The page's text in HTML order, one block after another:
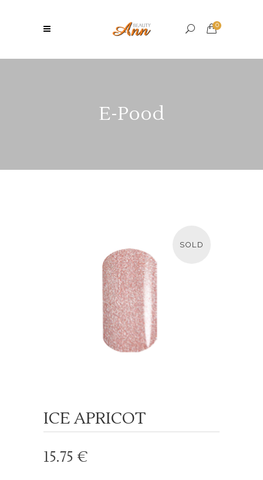
0
E-Pood
SOLD
ICE APRICOT
15.75 €